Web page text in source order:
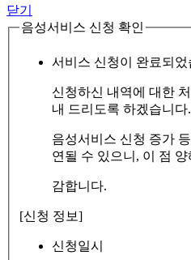
닫기
음성서비스 신청 확인
서비스 신청이 완료되었
신청하신 내역에 대한
내 드리도록 하겠습니다.
음성서비스 신청 증가
연될 수 있으니, 이 점
감합니다.
[신청 정보]
신청일시